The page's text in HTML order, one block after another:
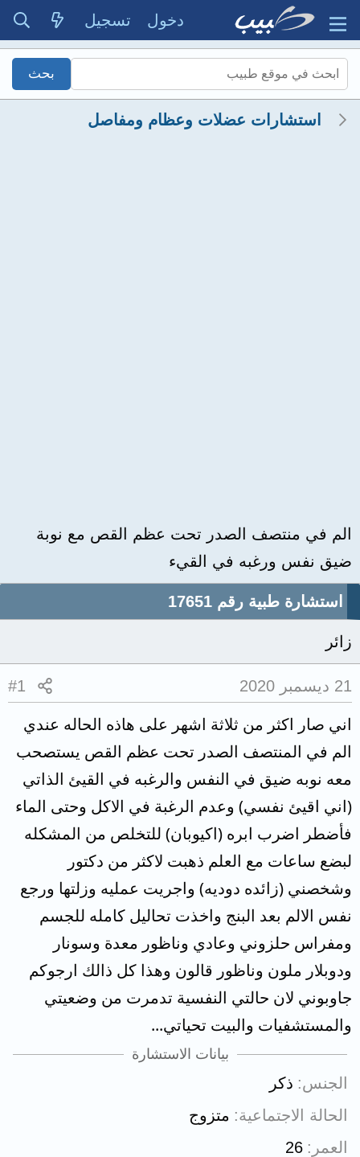
دخول تسجيل
استشارات عضلات وعظام ومفاصل
الم في منتصف الصدر تحت عظم القص مع نوبة
ضيق نفس ورغبه في القيء
استشارة طبية رقم 17651
زائر
21 ديسمبر 2020 #1
اني صار اكثر من ثلاثة اشهر على هاذه الحاله عندي
الم في المنتصف الصدر تحت عظم القص يستصحب
معه نوبه ضيق في النفس والرغبه في القيئ الذاتي
(اني اقيئ نفسي) وعدم الرغبة في الاكل وحتى الماء
فأضطر اضرب ابره (اكيوبان) للتخلص من المشكله
لبضع ساعات مع العلم ذهبت لاكثر من دكتور
وشخصني (زائده دوديه) واجريت عمليه وزلتها ورجع
نفس الالم بعد البنج واخذت تحاليل كامله للجسم
ومفراس حلزوني وعادي وناظور معدة وسونار
ودوبلار ملون وناظور قالون وهذا كل ذالك ارجوكم
جاوبوني لان حالتي النفسية تدمرت من وضعيتي
والمستشفيات والبيت تحياتي...
بيانات الاستشارة
الجنس ذكر
الحالة الاجتماعية
متزوج
العمر
26